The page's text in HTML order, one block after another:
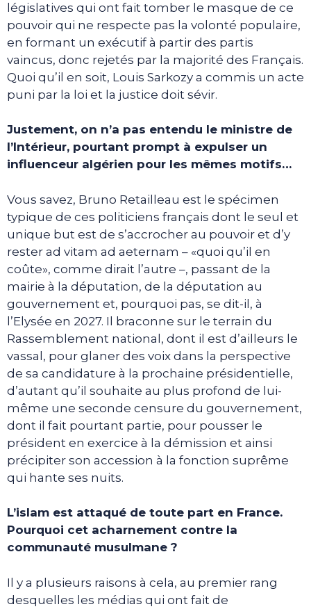
législatives qui ont fait tomber le masque de ce
pouvoir qui ne respecte pas la volonté populaire,
en formant un exécutif à partir des partis
vaincus, donc rejetés par la majorité des Français.
Quoi qu’il en soit, Louis Sarkozy a commis un acte
puni par la loi et la justice doit sévir.
Justement, on n’a pas entendu le ministre de
l’Intérieur, pourtant prompt à expulser un
influenceur algérien pour les mêmes motifs…
Vous savez, Bruno Retailleau est le spécimen
typique de ces politiciens français dont le seul et
unique but est de s’accrocher au pouvoir et d’y
rester ad vitam ad aeternam – «quoi qu’il en
coûte», comme dirait l’autre –, passant de la
mairie à la députation, de la députation au
gouvernement et, pourquoi pas, se dit-il, à
l’Elysée en 2027. Il braconne sur le terrain du
Rassemblement national, dont il est d’ailleurs le
vassal, pour glaner des voix dans la perspective
de sa candidature à la prochaine présidentielle,
d’autant qu’il souhaite au plus profond de lui-
même une seconde censure du gouvernement,
dont il fait pourtant partie, pour pousser le
président en exercice à la démission et ainsi
précipiter son accession à la fonction suprême
qui hante ses nuits.
L’islam est attaqué de toute part en France.
Pourquoi cet acharnement contre la
communauté musulmane ?
Il y a plusieurs raisons à cela, au premier rang
desquelles les médias qui ont fait de